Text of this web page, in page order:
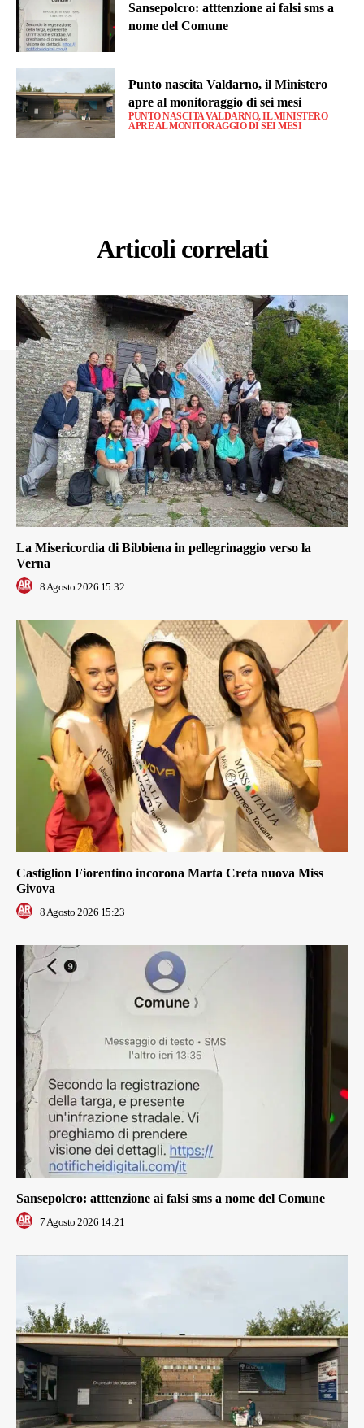
Sansepolcro: atttenzione ai falsi sms a
nome del Comune
Punto nascita Valdarno, il Ministero
apre al monitoraggio di sei mesi
PUNTO NASCITA VALDARNO, IL MINISTERO
APRE AL MONITORAGGIO DI SEI MESI
Articoli correlati
La Misericordia di Bibbiena in pellegrinaggio verso la
Verna
8 Agosto 2026 15:32
Castiglion Fiorentino incorona Marta Creta nuova Miss
Givova
8 Agosto 2026 15:23
Sansepolcro: atttenzione ai falsi sms a nome del Comune
7 Agosto 2026 14:21